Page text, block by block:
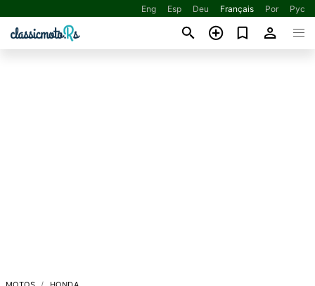
Eng Esp Deu Français Por Рус